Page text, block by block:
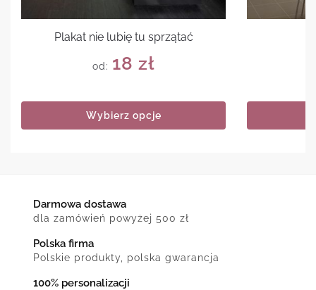
Plakat nie lubię tu sprzątać
od: 18 zł
Wybierz opcje
Darmowa dostawa
dla zamówień powyżej 500 zł
Polska firma
Polskie produkty, polska gwarancja
100% personalizacji